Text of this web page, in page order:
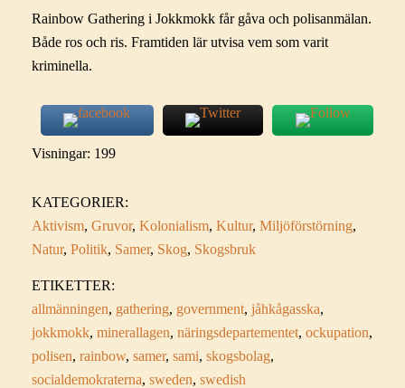
Rainbow Gathering i Jokkmokk får gåva och polisanmälan.
Både ros och ris. Framtiden lär utvisa vem som varit
kriminella.
Visningar: 199
KATEGORIER:
Aktivism, Gruvor, Kolonialism, Kultur, Miljöförstörning,
Natur, Politik, Samer, Skog, Skogsbruk
ETIKETTER:
allmänningen, gathering, government, jåhkågasska,
jokkmokk, minerallagen, näringsdepartementet, ockupation,
polisen, rainbow, samer, sami, skogsbolag,
socialdemokraterna, sweden, swedish